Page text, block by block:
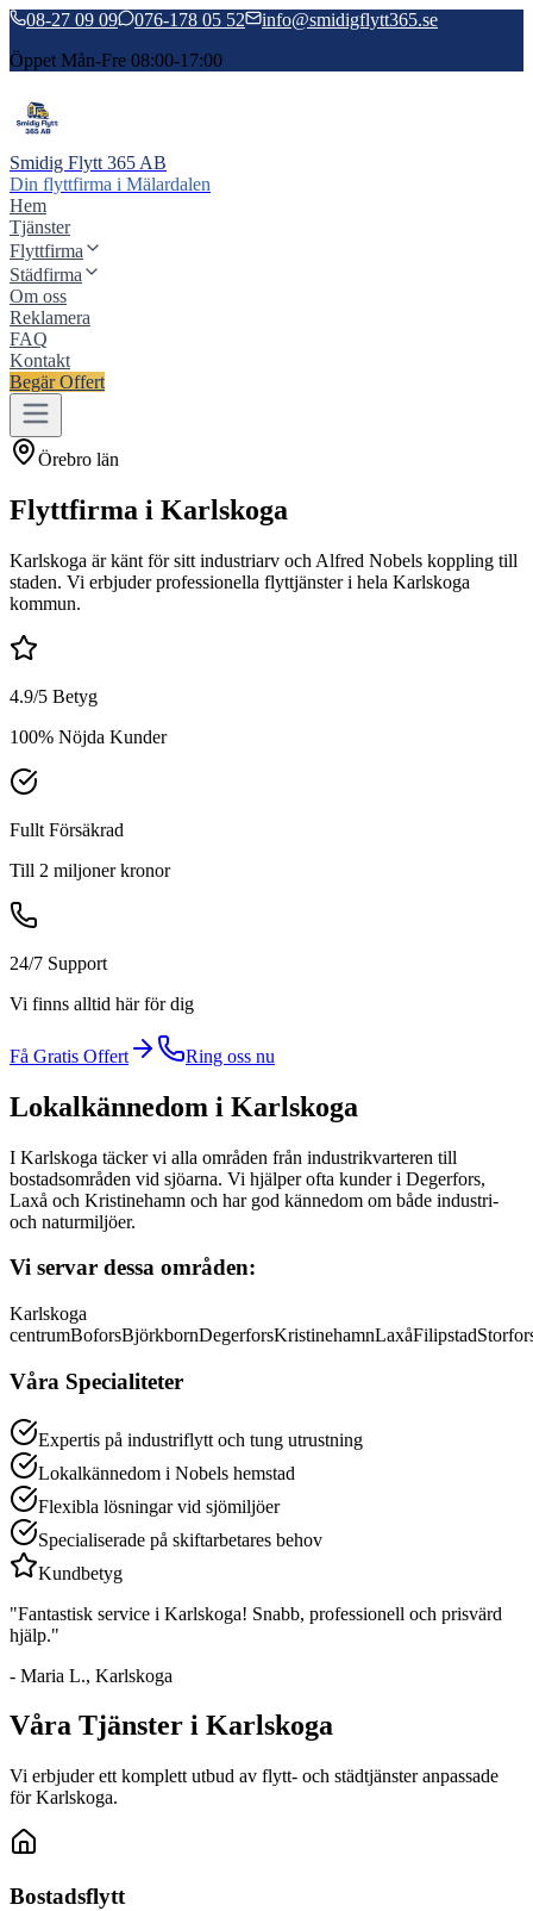
08-27 09 09 076-178 05 52
info@smidigflytt365.se
Öppet Mån-Fre 08:00-17:00
Smidig Flytt 365 AB
Din flyttfirma i Mälardalen
Hem
Tjänster
Flyttfirma
Städfirma
Om oss
Reklamera
FAQ
Kontakt
Begär Offert
Örebro län
Flyttfirma i Karlskoga
Karlskoga är känt för sitt industriarv och Alfred Nobels koppling till
staden. Vi erbjuder professionella flyttjänster i hela Karlskoga
kommun.
4.9/5 Betyg
100% Nöjda Kunder
Fullt Försäkrad
Till 2 miljoner kronor
24/7 Support
Vi finns alltid här för dig
Få Gratis Offert Ring oss nu
Lokalkännedom i Karlskoga
I Karlskoga täcker vi alla områden från industrikvarteren till
bostadsområden vid sjöarna. Vi hjälper ofta kunder i Degerfors,
Laxå och Kristinehamn och har god kännedom om både industri-
och naturmiljöer.
Vi servar dessa områden:
Karlskoga
centrumBoforsBjörkbornDegerforsKristinehamnLaxåFilipstad
Våra Specialiteter
Expertis på industriflytt och tung utrustning
Lokalkännedom i Nobels hemstad
Flexibla lösningar vid sjömiljöer
Specialiserade på skiftarbetares behov
Kundbetyg
"Fantastisk service i Karlskoga! Snabb, professionell och prisvärd
hjälp."
- Maria L., Karlskoga
Våra Tjänster i Karlskoga
Vi erbjuder ett komplett utbud av flytt- och städtjänster anpassade
förKarlskoga.
Bostadsflytt